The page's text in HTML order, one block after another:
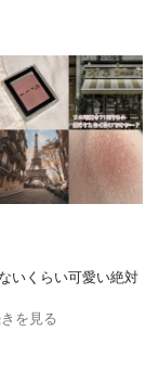
いくらい可愛い絶対
を見る